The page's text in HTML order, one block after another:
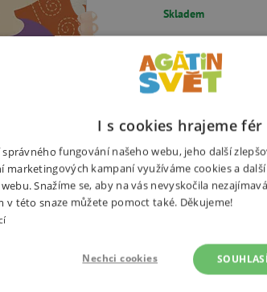
Skladem
Přidat do košíku
Od nejlevnějšího Od nejdražšího
Akce
I s cookies hrajeme fér
správného fungování našeho webu, jeho další
marketingových kampaní využíváme cookies a
Snažíme se, aby na vás nevyskočila
v této snaze můžete pomoct také. Děkujeme!
Nechci cookies